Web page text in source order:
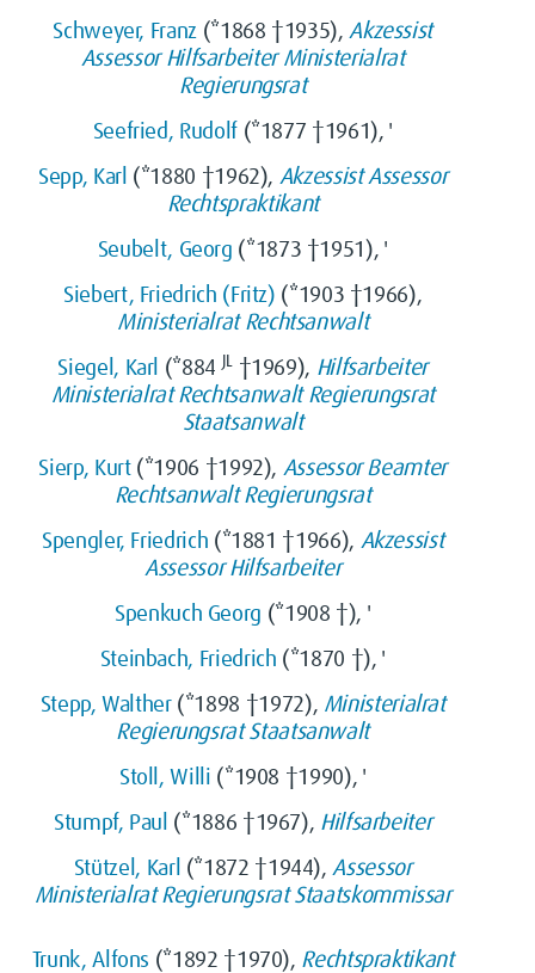
Schweyer, Franz(*1868 †1935),Akzessist
Assessor Hilfsarbeiter Ministerialrat
Regierungsrat
Seefried, Rudolf(*1877 †1961), '
Sepp, Karl (*1880 †1962), Akzessist Assessor
Rechtspraktikant
Seubelt, Georg (*1873 †1951), '
Siebert, Friedrich (Fritz) (*1903 †1966),
Ministerialrat Rechtsanwalt
Siegel, Karl (*884 JL†1969), Hilfsarbeiter
Ministerialrat Rechtsanwalt Regierungsrat
Staatsanwalt
Sierp, Kurt(*1906 †1992), Assessor Beamter
Rechtsanwalt Regierungsrat
Spengler, Friedrich (*1881 †1966), Akzessist
Assessor Hilfsarbeiter
Spenkuch Georg (*1908 †), '
Steinbach, Friedrich (*1870 †), '
Stepp, Walther(*1898 †1972), Ministerialrat
Regierungsrat Staatsanwalt
Stoll, Willi (*1908 †1990), '
Stumpf, Paul (*1886 †1967), Hilfsarbeiter
Stützel, Karl (*1872 †1944),Assessor
Ministerialrat Regierungsrat Staatskommissar
Trunk, Alfons (*1892 †1970), Rechtspraktikant